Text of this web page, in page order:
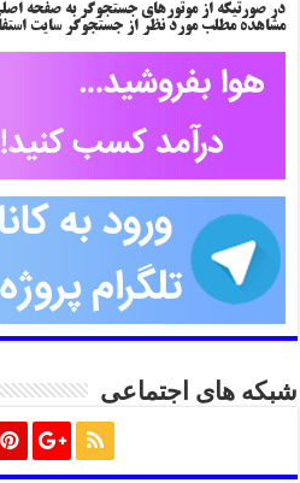
در صورتیکه از موتورهای جستجوگر به صفحه
مشاهده مطلب مورد نظر از جستجوگر سایت
شبکه های اجتماعی